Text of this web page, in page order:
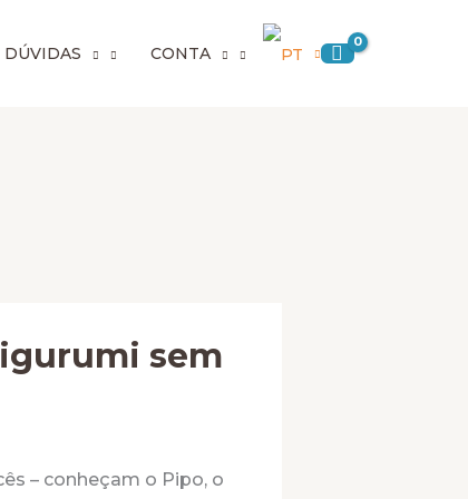
DÚVIDAS CONTA
sem
– conheçam o Pipo, o